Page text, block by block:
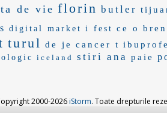
de vie florin butler
digital market i fest ce o
turul de je cancer t
iceland stiri ana paie
2000-2026iStorm. Toate drepturile